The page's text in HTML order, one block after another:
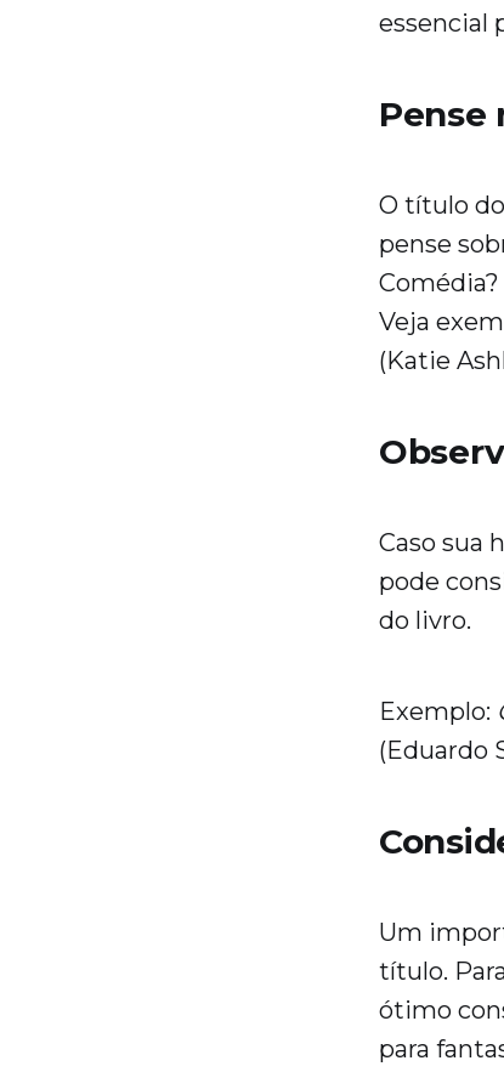
essencial
Pense
O título
pense
Veja
(Katie
Caso sua
pode
do livro.
Exemplo:
(Eduardo
Um
título.
ótimo
para